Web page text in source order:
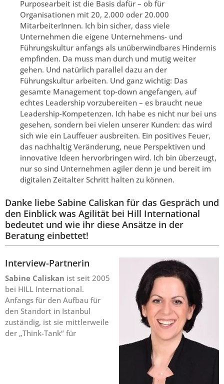
Purposearbeit ist die Basis dafür – ob für
Organisationen mit 20, 2.000 oder 20.000
MitarbeiterInnen. Ich bin sicher, dass viele
Unternehmen die eigene Unternehmens- und
Führungskultur anfangs als unüberwindbares Hindernis
empfinden. Da muss man durch und mutig weiter
gehen. Und natürlich parallel dazu an der
Führungskultur arbeiten. Und ganz wichtig: Das
gesamte Management top-down angefangen, auf
echtes Leadership vorzubereiten – es braucht neue
Leadership-Kompetenzen. Ich habe es nicht nur bei uns
gesehen, sondern bei vielen unserer Kunden: das wird
sich wie ein Lauffeuer ausbreiten. Ein positives Feuer,
das nachhaltig Veränderung, neue Perspektiven und
innovative Ideen hervorbringen wird. Ich bin überzeugt,
nur so sind Unternehmen agiler denn je und bereit im
digitalen Zeitalter Schritt halten zu können.
Danke liebe Sabine Caliskan für das Gespräch und
den Einblick was Agilität bei Hill International
bedeutet und wie ihr diese Ansätze in der
Beratung einbettet!
Interview-Partnerin
Sabine Caliskan ist seit 2005
bei HILL International.
Anfangs für den Aufbau für
den Standort in Istanbul
zuständig, ist sie mittlerweile
der „Think-Tank“ für